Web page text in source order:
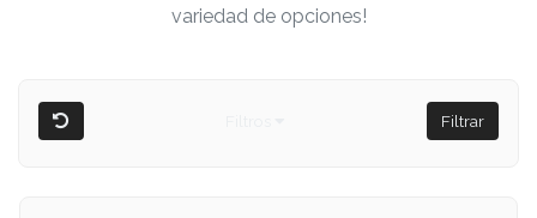
variedad de opciones!
Filtrar